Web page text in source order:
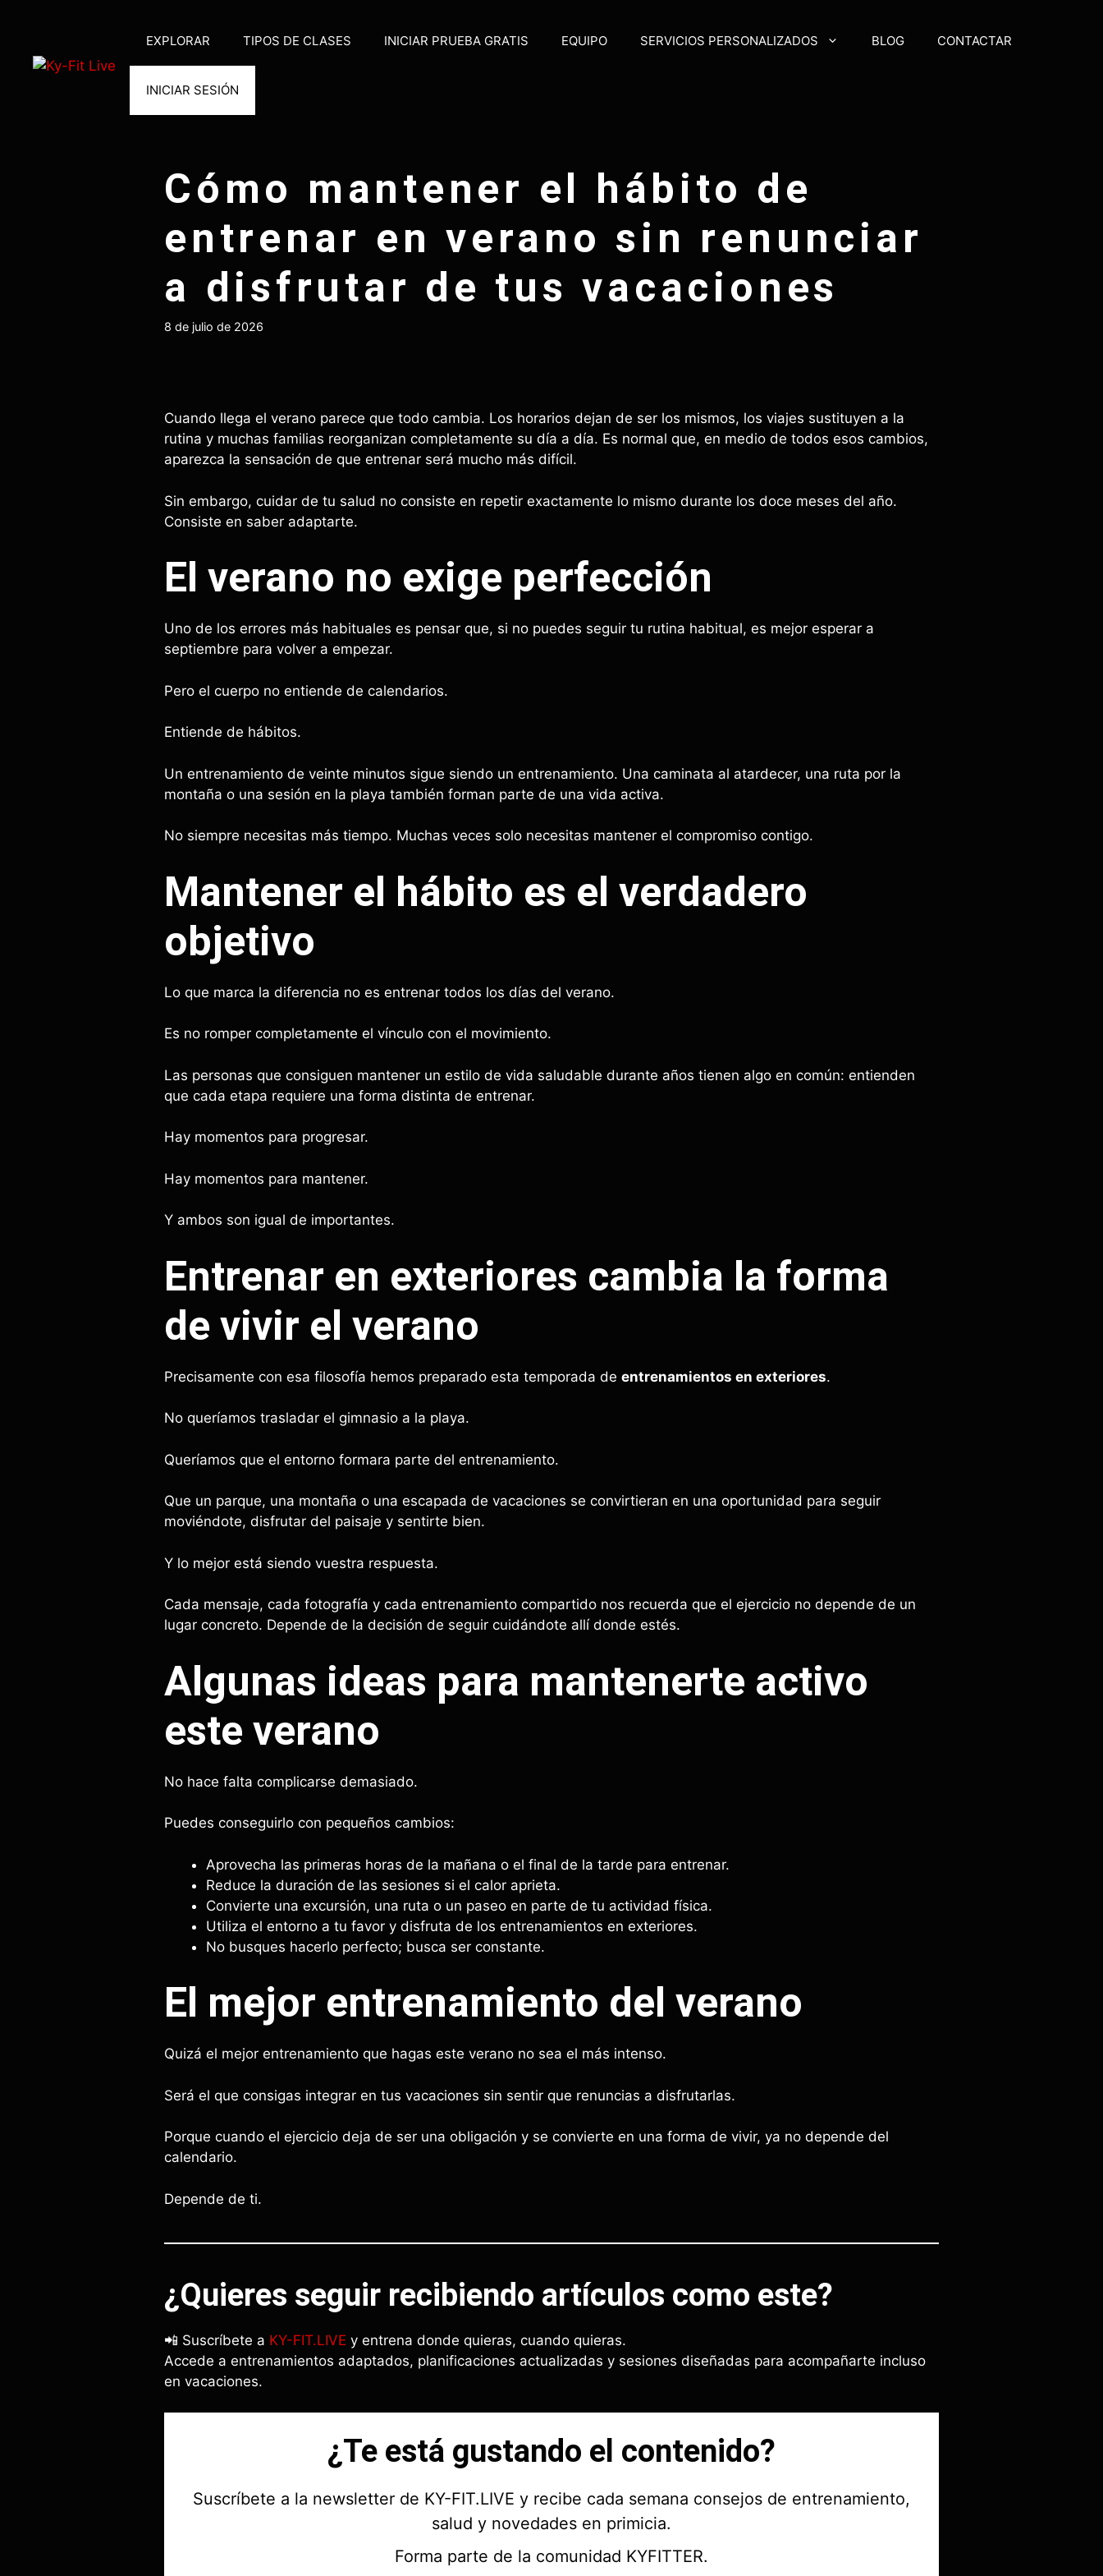
EXPLORAR TIPOS DE CLASES INICIAR PRUEBA GRATIS EQUIPO SERVICIOS PERSONALIZADOS BLOG CONTACTAR
INICIAR SESIÓN
Cómo mantener el hábito de
entrenar en verano sin renunciar
a disfrutar de tus vacaciones
8 de julio de 2026
Cuando llega el verano parece que todo cambia. Los horarios dejan de ser los mismos, los viajes sustituyen a la
rutina y muchas familias reorganizan completamente su día a día. Es normal que, en medio de todos esos cambios,
aparezca la sensación de que entrenar será mucho más difícil.
Sin embargo, cuidar de tu salud no consiste en repetir exactamente lo mismo durante los doce meses del año.
Consiste en saber adaptarte.
El verano no exige perfección
Uno de los errores más habituales es pensar que, si no puedes seguir tu rutina habitual, es mejor esperar a
septiembre para volver a empezar.
Pero el cuerpo no entiende de calendarios.
Entiende de hábitos.
Un entrenamiento de veinte minutos sigue siendo un entrenamiento. Una caminata al atardecer, una ruta por la
montaña o una sesión en la playa también forman parte de una vida activa.
No siempre necesitas más tiempo. Muchas veces solo necesitas mantener el compromiso contigo.
Mantener el hábito es el verdadero
objetivo
Lo que marca la diferencia no es entrenar todos los días del verano.
Es no romper completamente el vínculo con el movimiento.
Las personas que consiguen mantener un estilo de vida saludable durante años tienen algo en común: entienden
que cada etapa requiere una forma distinta de entrenar.
Hay momentos para progresar.
Hay momentos para mantener.
Y ambos son igual de importantes.
Entrenar en exteriores cambia la forma
de vivir el verano
Precisamente con esa filosofía hemos preparado esta temporada de entrenamientos en exteriores.
No queríamos trasladar el gimnasio a la playa.
Queríamos que el entorno formara parte del entrenamiento.
Que un parque, una montaña o una escapada de vacaciones se convirtieran en una oportunidad para seguir
moviéndote, disfrutar del paisaje y sentirte bien.
Y lo mejor está siendo vuestra respuesta.
Cada mensaje, cada fotografía y cada entrenamiento compartido nos recuerda que el ejercicio no depende de un
lugar concreto. Depende de la decisión de seguir cuidándote allí donde estés.
Algunas ideas para mantenerte activo
este verano
No hace falta complicarse demasiado.
Puedes conseguirlo con pequeños cambios:
Aprovecha las primeras horas de la mañana o el final de la tarde para entrenar.
Reduce la duración de las sesiones si el calor aprieta.
Convierte una excursión, una ruta o un paseo en parte de tu actividad física.
Utiliza el entorno a tu favor y disfruta de los entrenamientos en exteriores.
No busques hacerlo perfecto; busca ser constante.
El mejor entrenamiento del verano
Quizá el mejor entrenamiento que hagas este verano no sea el más intenso.
Será el que consigas integrar en tus vacaciones sin sentir que renuncias a disfrutarlas.
Porque cuando el ejercicio deja de ser una obligación y se convierte en una forma de vivir, ya no depende del
calendario.
Depende de ti.
¿Quieres seguir recibiendo artículos como este?
📲 Suscríbete a KY-FIT.LIVE y entrena donde quieras, cuando quieras.
Accede a entrenamientos adaptados, planificaciones actualizadas y sesiones diseñadas para acompañarte incluso
en vacaciones.
¿Te está gustando el contenido?
Suscríbete a la newsletter de KY-FIT.LIVE y recibe cada semana consejos de entrenamiento,
salud y novedades en primicia.
Forma parte de la comunidad KYFITTER.